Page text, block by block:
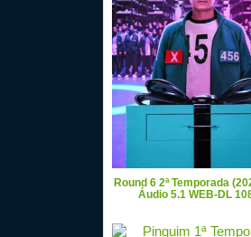
Round 6 2ª Temporada
Áudio 5.1 WEB-DL